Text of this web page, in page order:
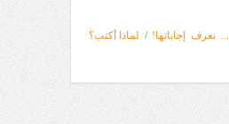
نعرف إجاباتها! / لماذا أكتب؟